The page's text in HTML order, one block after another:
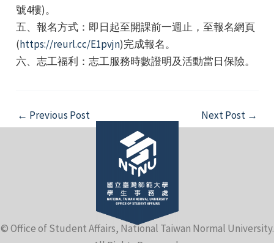
號4樓)。
五、報名方式：即日起至開課前一週止，至報名網頁
(https://reurl.cc/E1pvjn)完成報名。
六、志工福利：志工服務時數證明及活動當日保險。
Post
navigation
← Previous Post Next Post →
© Office of Student Affairs, National Taiwan Normal University.